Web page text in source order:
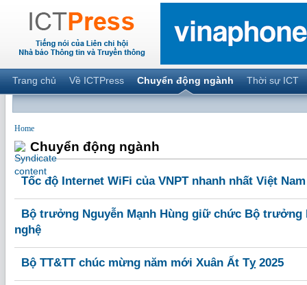
Trang chủ Về ICTPress Chuyển động ngành Thời sự ICT
Home
Chuyển động ngành
Tốc độ Internet WiFi của VNPT nhanh nhất Việt
Bộ trưởng Nguyễn Mạnh Hùng giữ chức Bộ trưởng
nghệ
Bộ TT&TT chúc mừng năm mới Xuân Ất Tỵ 2025